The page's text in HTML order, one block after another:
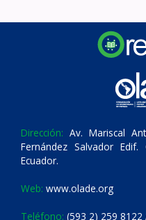
Dirección: Av. Mariscal
Fernández Salvador
Ecuador.
Web: www.olade.org
Teléfono: (593 2) 259 8122